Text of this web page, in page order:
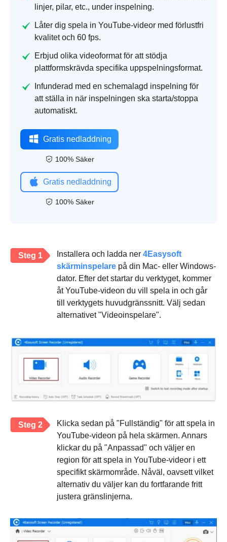
linjer, pilar, etc., under inspelning.
Låter dig spela in YouTube-videor med förlustfri
kvalitet och 60 fps.
Erbjud olika videoformat för att stödja
plattformskrävda specifika uppspelningsformat.
Infunderad med en schemalagd inspelning för
att ställa in när inspelningen ska starta/stoppa
automatiskt.
Gratis nedladdning
100% Säker
Gratis nedladdning
100% Säker
Steg 1 Installera och ladda ner 4Easysoft
skärminspelare på din Mac- eller Windows-
dator. Efter det startar du verktyget, kommer
åt YouTube-videon du vill spela in och går
till verktygets huvudgränssnitt. Välj sedan
alternativet "Videoinspelare".
Steg 2
Klicka sedan på "Fullständig" för att spela in
YouTube-videon på hela skärmen. Annars
klickar du på "Anpassad" och väljer en
region för att spela in YouTube-videor i ett
specifikt skärmområde. Nåväl, oavsett vilket
alternativ du väljer kan du fortfarande fritt
justera gränslinjerna.